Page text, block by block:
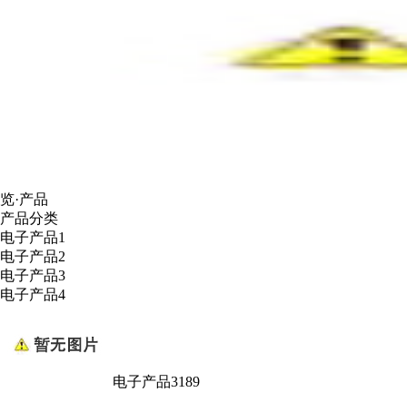
览·产品
产品分类
电子产品1
电子产品2
电子产品3
电子产品4
电子产品3189